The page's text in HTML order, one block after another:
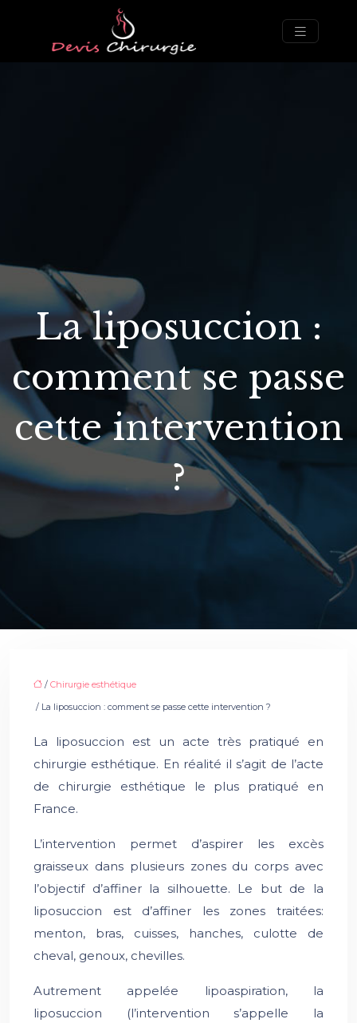
La liposuccion :
comment se passe
cette intervention
?
/ Chirurgie esthétique
/ La liposuccion : comment se passe cette intervention ?
La liposuccion est un acte très pratiqué en
chirurgie esthétique. En réalité il s’agit de l’acte
de chirurgie esthétique le plus pratiqué en
France.
L’intervention permet d’aspirer les excès
graisseux dans plusieurs zones du corps avec
l’objectif d’affiner la silhouette. Le but de la
liposuccion est d’affiner les zones traitées:
menton, bras, cuisses, hanches, culotte de
cheval, genoux, chevilles.
Autrement appelée lipoaspiration, la
liposuccion (l’intervention s’appelle la